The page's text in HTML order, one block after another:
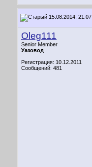
15.08.2014, 21:07
Oleg111
Senior Member
Уазовод
Регистрация: 10.12.2011
Сообщений: 481